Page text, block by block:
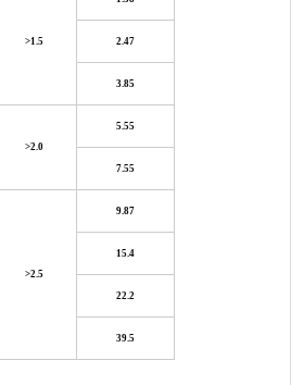
>1.5 2.47
3.85
>2.0
5.55
7.55
>2.5
9.87
15.4
22.2
39.5